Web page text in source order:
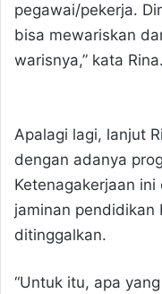
pegawai/pekerja.
bisa mewariskan
warisnya,” kata Rina.
Apalagi lagi, lanjut
dengan adanya
Ketenagakerjaan
jaminan pendidikan
ditinggalkan.
“Untuk itu, apa